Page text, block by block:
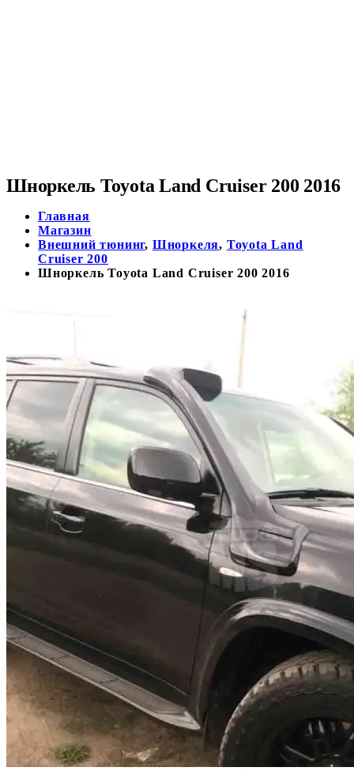
Шноркель Toyota Land Cruiser 200 2016
Главная
Магазин
Внешний тюнинг, Шноркеля, Toyota Land
Cruiser 200
Шноркель Toyota Land Cruiser 200 2016